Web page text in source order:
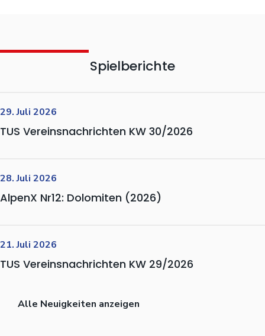
Spielberichte
TUS Vereinsnachrichten KW 30/2026
29. Juli 2026
AlpenX Nr12: Dolomiten (2026)
28. Juli 2026
TUS Vereinsnachrichten KW 29/2026
21. Juli 2026
Alle Neuigkeiten anzeigen